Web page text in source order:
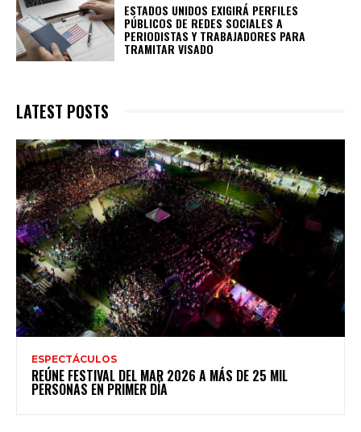
ESTADOS UNIDOS EXIGIRÁ PERFILES
PÚBLICOS DE REDES SOCIALES A
PERIODISTAS Y TRABAJADORES PARA
TRAMITAR VISADO
LATEST POSTS
ESPECTÁCULOS
REÚNE FESTIVAL DEL MAR 2026 A MÁS DE 25 MIL
PERSONAS EN PRIMER DÍA